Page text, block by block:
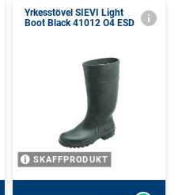
Yrkesstövel SIEVI Light
Boot Black 41012 O4 ESD
SKAFFPRODUKT